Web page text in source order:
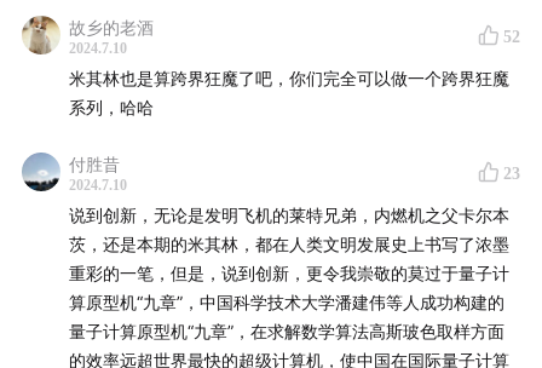
41:09 第二回：巨头之路
弗朗索瓦：布局全球化
62:57 第一份米其林指南
从地图到现代交通建设
美食指南
第四回：创新之道
故乡的老酒
2024.7.10
52
米其林也是算跨界狂魔了吧，你们完全可以做一个跨界狂魔
系列，哈哈
付胜昔
2024.7.10
23
说到创新，无论是发明飞机的莱特兄弟，内燃机之父卡尔本
茨，还是本期的米其林，都在人类文明发展史上书写了浓墨
重彩的一笔，但是，说到创新，更令我崇敬的莫过于量子计
算原型机“九章”，中国科学技术大学潘建伟等人成功构建的
量子计算原型机“九章”，在求解数学算法高斯玻色取样方面
的效率远超世界最快的超级计算机，使中国在国际量子计算